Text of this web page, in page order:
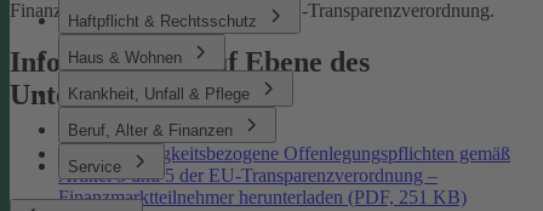
Haftpflicht & Rechtsschutz
Haus & Wohnen
Krankheit, Unfall & Pflege
Beruf, Alter & Finanzen
Service
Finanzmarktteilnehmer gemäß der EU-Transparenzverordnung.
Informationen auf Ebene des
Unternehmens
Nachhaltigkeitsbezogene Offenlegungspflichten gemäß
Artikel 3 und 5 der EU-Transparenzverordnung –
Finanzmarktteilnehmer herunterladen (PDF, 251 KB)